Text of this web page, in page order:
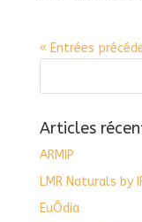
« Entrées
Articles
ARMIP
LMR Naturals by
EuÔdia